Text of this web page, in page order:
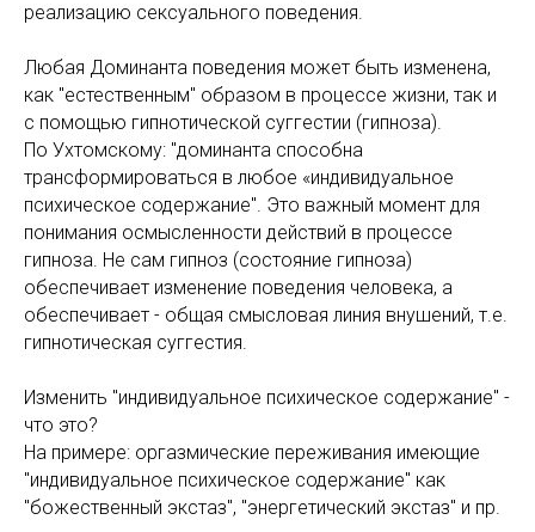
реализацию сексуального поведения.
Любая Доминанта поведения может быть изменена,
как "естественным" образом в процессе жизни, так и
с помощью гипнотической суггестии (гипноза).
По Ухтомскому: "доминанта способна
трансформироваться в любое «индивидуальное
психическое содержание". Это важный момент для
понимания осмысленности действий в процессе
гипноза. Не сам гипноз (состояние гипноза)
обеспечивает изменение поведения человека, а
обеспечивает - общая смысловая линия внушений, т.е.
гипнотическая суггестия.
Изменить "индивидуальное психическое содержание" -
что это?
На примере: оргазмические переживания имеющие
"индивидуальное психическое содержание" как
"божественный экстаз", "энергетический экстаз" и пр.